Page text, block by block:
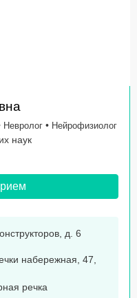
Невролог • Нейрофизиолог
наук
д. 6
набережная, 47,
речка